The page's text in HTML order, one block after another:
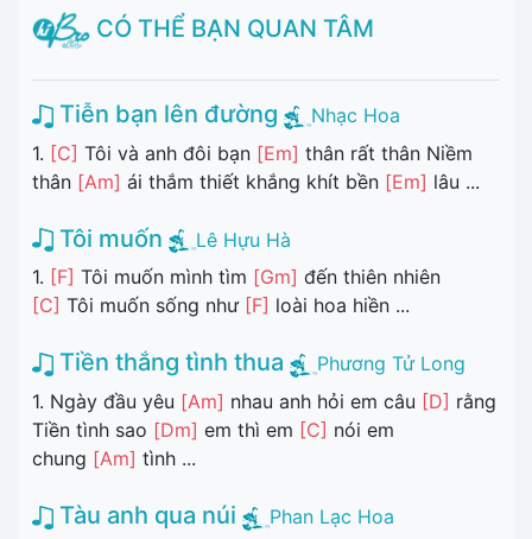
CÓ THỂ BẠN QUAN TÂM
Tiễn bạn lên đường
Nhạc Hoa
1. [C] Tôi và anh đôi bạn [Em] thân rất thân Niềm
thân [Am] ái thắm thiết khắng khít bền [Em] lâu ...
Tôi muốn
Lê Hựu Hà
1. [F] Tôi muốn mình tìm [Gm] đến thiên nhiên
[C] Tôi muốn sống như [F] loài hoa hiền ...
Tiền thắng tình thua
Phương Tử Long
1. Ngày đầu yêu [Am] nhau anh hỏi em câu [D] rằng
Tiền tình sao [Dm] em thì em [C] nói em
chung [Am] tình ...
Tàu anh qua núi Phan Lạc Hoa